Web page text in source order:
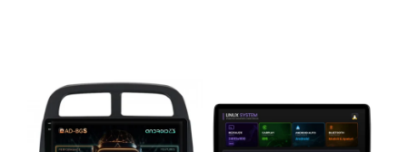
Rame adaptoare Ford
Rame adaptoare M-Benz